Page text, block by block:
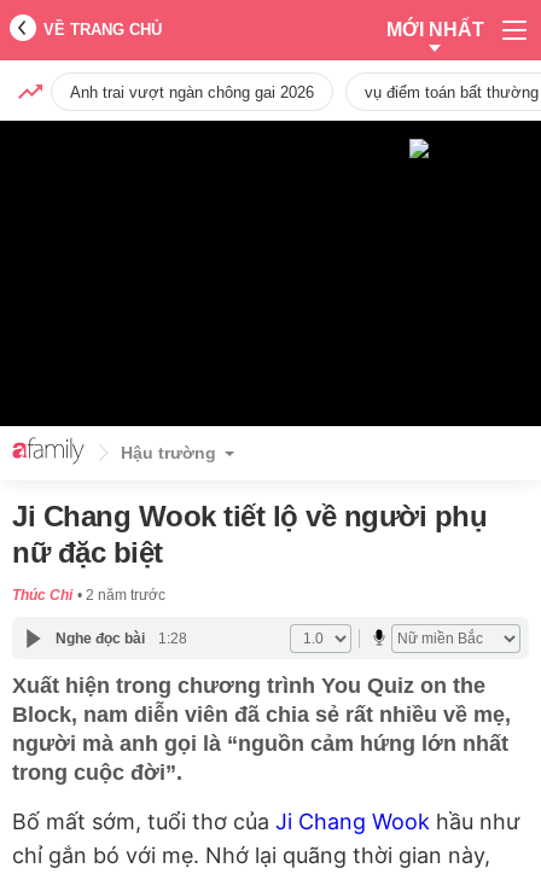
VỀ TRANG CHỦ MỚI NHẤT
Anh trai vượt ngàn chông gai 2026 vụ điểm toán bất
Hậu trường
Ji Chang Wook tiết lộ về người phụ
nữ đặc biệt
Thúc Chi 2 năm trước
Nghe đọc bài 1:28
Xuất hiện trong chương trình You Quiz on the
Block, nam diễn viên đã chia sẻ rất nhiều về mẹ,
người mà anh gọi là “nguồn cảm hứng lớn nhất
trong cuộc đời”.
Bố mất sớm, tuổi thơ của Ji Chang Wook hầu như
chỉ gắn bó với mẹ. Nhớ lại quãng thời gian này,